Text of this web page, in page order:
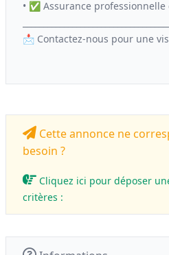
• ✅ Assurance
📩 Contactez-nous pour une
Cette annonce ne
besoin ?
Cliquez ici pour déposer
critères :